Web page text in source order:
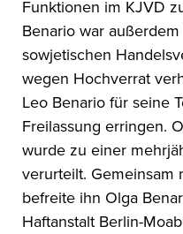
Funktionen im KJVD
Benario war
sowjetischen
wegen Hochverrat
Leo Benario für seine
Freilassung erringen.
wurde zu einer
verurteilt. Gemeinsam
befreite ihn Olga
Haftanstalt Berlin-